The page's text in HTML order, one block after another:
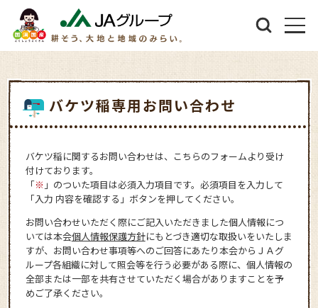
バケツ稲専用お問い合わせ
バケツ稲に関するお問い合わせは、こちらのフォームより受け
付けております。
「※ 」のついた項目は必須入力項目です。必須項目を入力して
「入力 内容を確認する」ボタンを押してください。
お問い合わせいただく際にご記入いただきました個人情報につ
いては本会個人情報保護方針にもとづき適切な取扱いをいたしま
すが、お問い合わせ事項等へのご回答にあたり本会からＪＡグ
ループ各組織に対して照会等を行う必要がある際に、個人情報の
全部または一部を共有させていただく場合がありますことを予
めご了承ください。